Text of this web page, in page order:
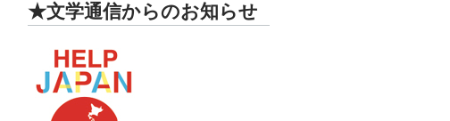
★文学通信からのお知らせ